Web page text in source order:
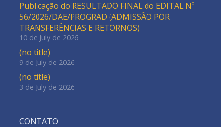
Publicação do RESULTADO FINAL do EDITAL Nº
56/2026/DAE/PROGRAD (ADMISSÃO POR
TRANSFERÊNCIAS E RETORNOS)
10 de July de 2026
(no title)
9 de July de 2026
(no title)
3 de July de 2026
CONTATO